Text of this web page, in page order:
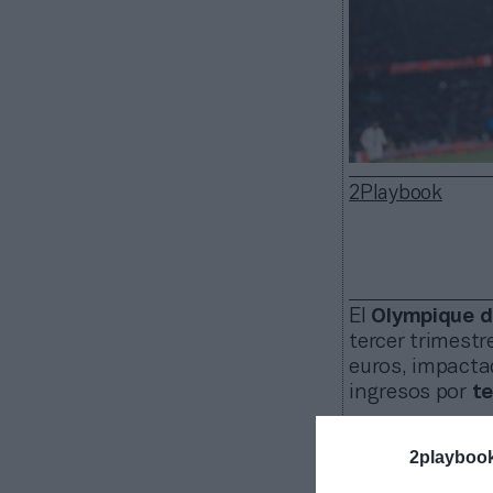
2Playbook
El Olympique
tercer
euros,
ingresos por